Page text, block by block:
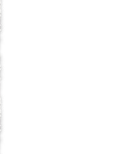
1979
начаться с
AMERICAN